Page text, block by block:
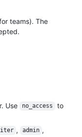
teams). The
Use
no_access
to
, admin ,